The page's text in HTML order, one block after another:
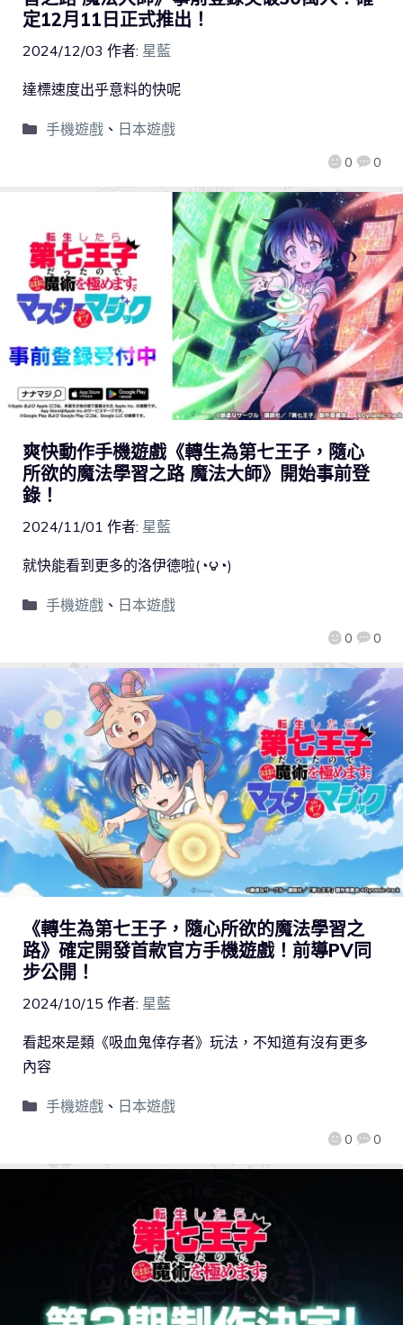
定12月11日正式推出！
2024/12/03 作者: 星藍
0 0
達標速度出乎意料的快呢
手機遊戲、 日本遊戲
爽快動作手機遊戲《轉生為第七王子，隨心
所欲的魔法學習之路 魔法大師》開始事前登
錄！
2024/11/01 作者: 星藍
0 0
就快能看到更多的洛伊德啦(◔౪◔)
手機遊戲、 日本遊戲
《轉生為第七王子，隨心所欲的魔法學習之
路》確定開發首款官方手機遊戲！前導PV同
步公開！
2024/10/15 作者: 星藍
0 0
看起來是類《吸血鬼倖存者》玩法，不知道有沒有更多
內容
手機遊戲、 日本遊戲